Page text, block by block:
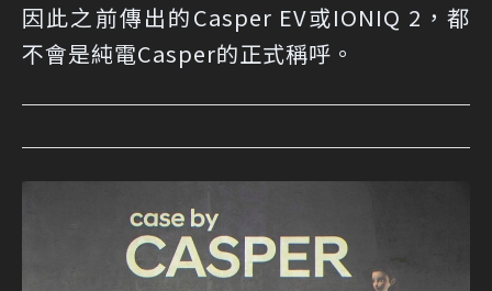
因此之前傳出的Casper EV或IONIQ 2，都
不會是純電Casper的正式稱呼。